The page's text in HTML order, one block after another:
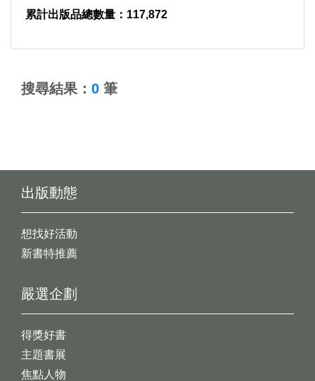
累計出版品總數量：117,872
搜尋結果： 0 筆
出版動態
想找好活動
新書特推薦
嚴選企劃
得獎好書
主題書展
焦點人物